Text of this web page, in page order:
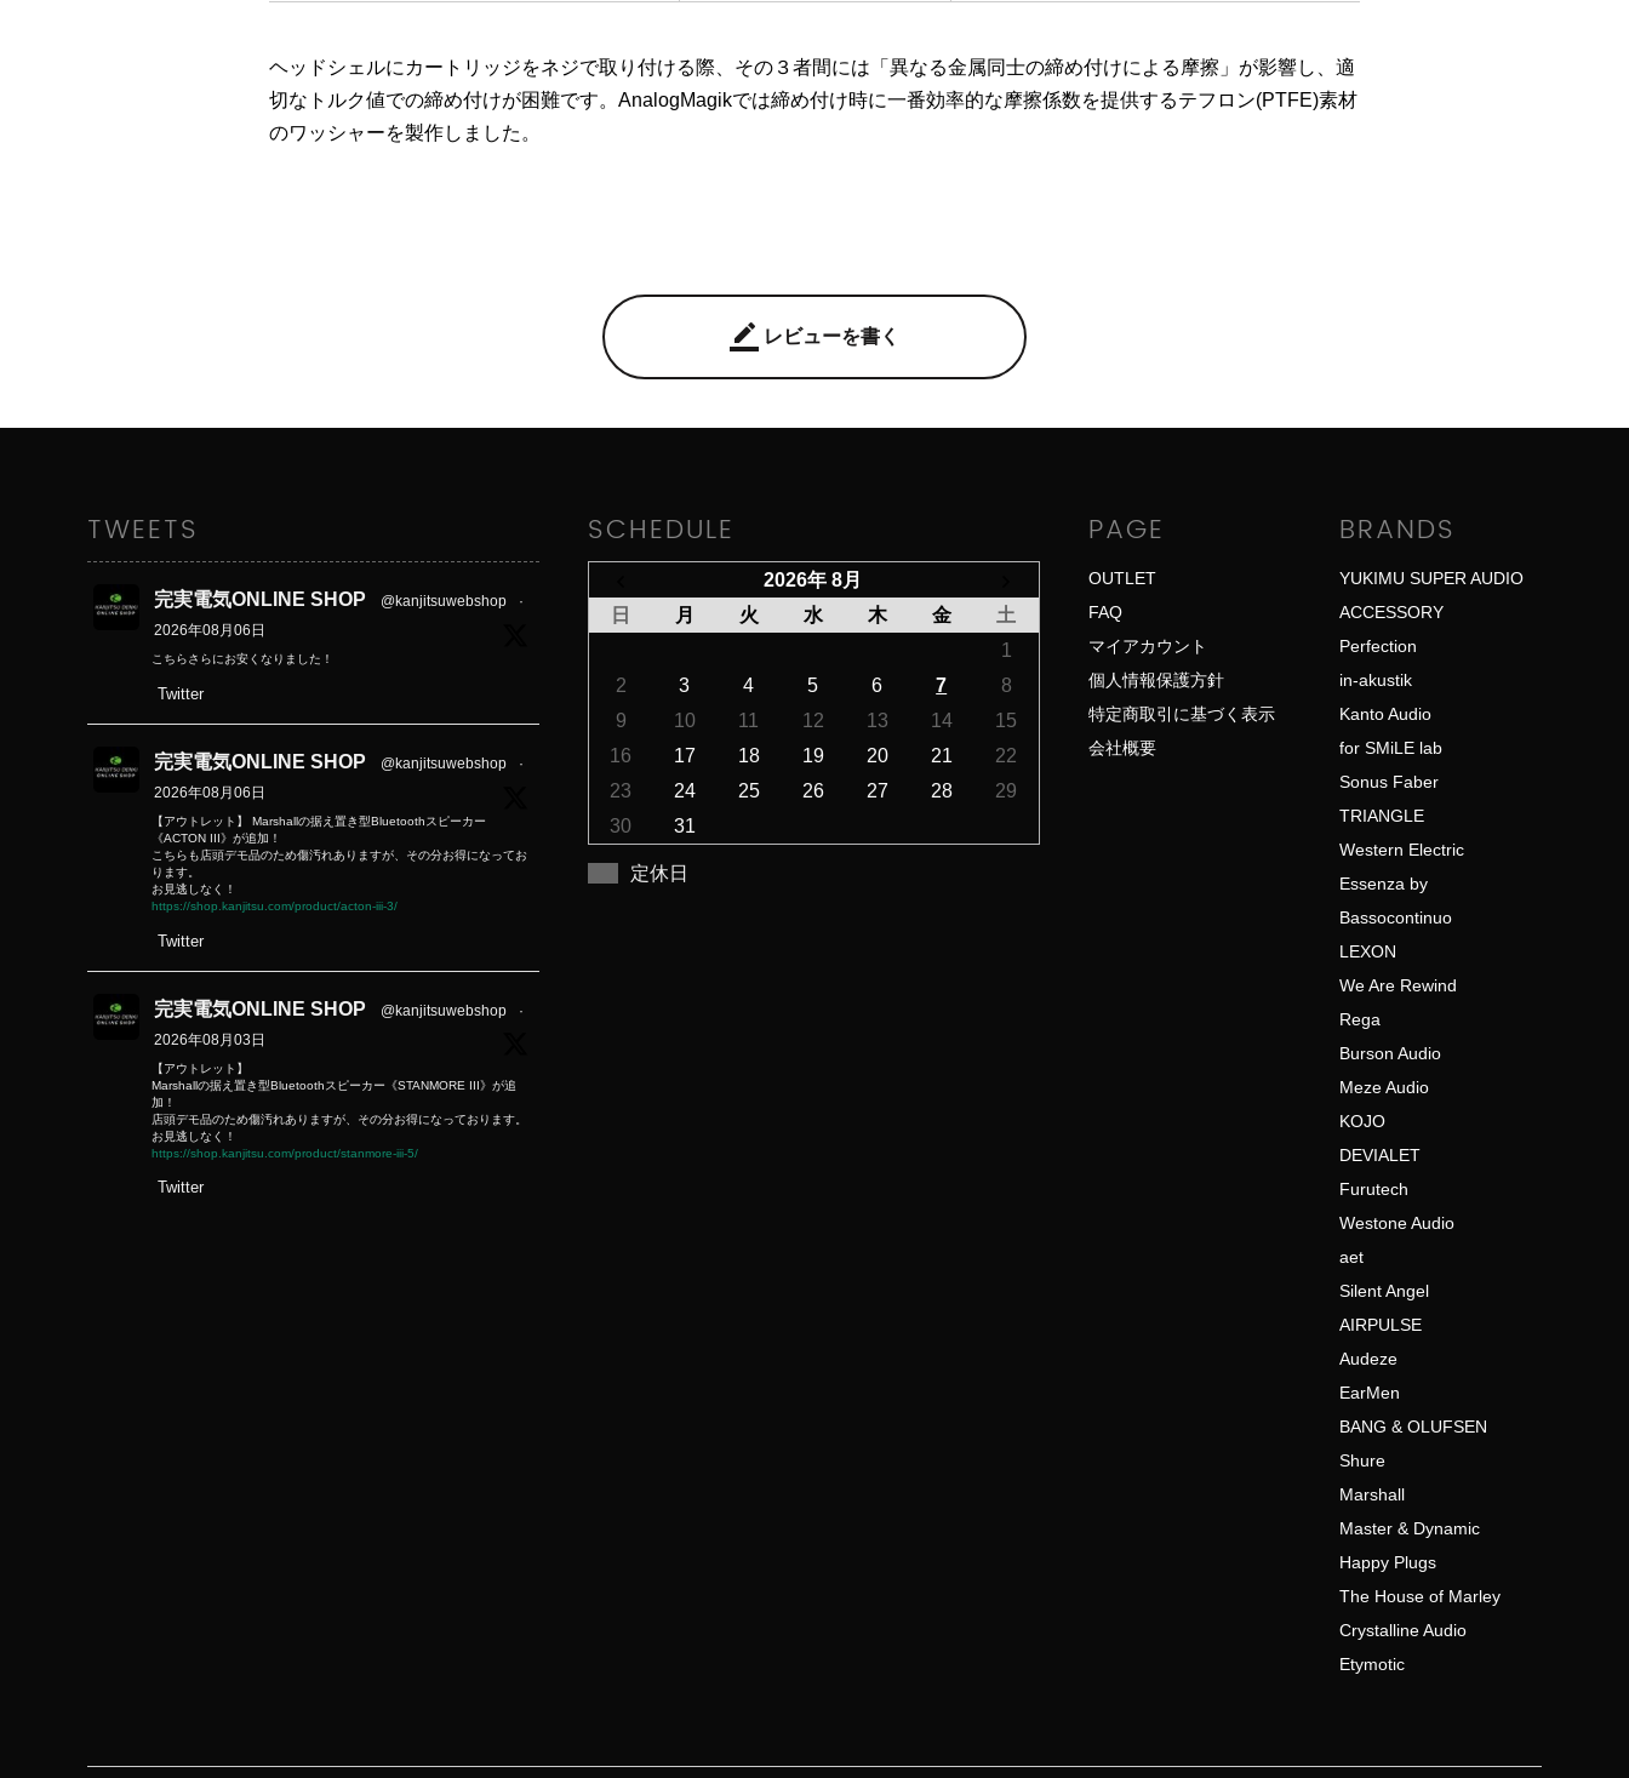
ヘッドシェルにカートリッジをネジで取り付ける際、その３者間には「異なる金属同士の締め付けによる摩擦」が影響し、適
切なトルク値での締め付けが困難です。AnalogMagikでは締め付け時に一番効率的な摩擦係数を提供するテフロン(PTFE)素材
のワッシャーを製作しました。
border_color レビューを書く
TWEETS
完実電気ONLINE SHOP @kanjitsuwebshop
·
2026年08月06日
こちらさらにお安くなりました！
Twitter
完実電気ONLINE SHOP @kanjitsuwebshop
·
2026年08月06日
【アウトレット】 Marshallの据え置き型Bluetoothスピーカー
《ACTON III》が追加！
こちらも店頭デモ品のため傷汚れありますが、その分お得になってお
ります。
お見逃しなく！
https://shop.kanjitsu.com/product/acton-iii-3/
Twitter
完実電気ONLINE SHOP @kanjitsuwebshop
·
2026年08月03日
【アウトレット】
Marshallの据え置き型Bluetoothスピーカー《STANMORE III》が追
加！
店頭デモ品のため傷汚れありますが、その分お得になっております。
お見逃しなく！
https://shop.kanjitsu.com/product/stanmore-iii-5/
Twitter
SCHEDULE
2026年 8月
日
月 火 水 木 金
土
1
2
3 4 5 6 7
8
9
10 11 12 13 14
15
16
17 18 19 20 21
22
23
24 25 26 27 28
29
30
31
定休日
PAGE
OUTLET
FAQ
マイアカウント
個人情報保護方針
特定商取引に基づく表示
会社概要
BRANDS
YUKIMU SUPER AUDIO
ACCESSORY
Perfection
in-akustik
Kanto Audio
for SMiLE lab
Sonus Faber
TRIANGLE
Western Electric
Essenza by
Bassocontinuo
LEXON
We Are Rewind
Rega
Burson Audio
Meze Audio
KOJO
DEVIALET
Furutech
Westone Audio
aet
Silent Angel
AIRPULSE
Audeze
EarMen
BANG & OLUFSEN
Shure
Marshall
Master & Dynamic
Happy Plugs
The House of Marley
Crystalline Audio
Etymotic